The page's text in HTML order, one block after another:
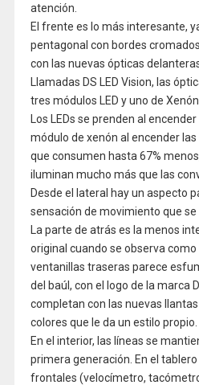
atención.
El frente es lo más interesante,
pentagonal con bordes
con las nuevas ópticas
Llamadas DS LED Vision, las
tres módulos LED y uno de Xenón.
Los LEDs se prenden al
módulo de xenón al encender
que consumen hasta 67%
iluminan mucho más que las
Desde el lateral hay un aspecto
sensación de movimiento que
La parte de atrás es la menos
original cuando se observa
ventanillas traseras parece
del baúl, con el logo de la marca
completan con las nuevas
colores que le da un estilo propio.
En el interior, las líneas se
primera generación. En el
frontales (velocímetro,